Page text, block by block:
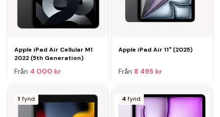
Apple iPad Air Cellular M1
2022 (5th Generation)
Från 4 000 kr
Apple iPad Air 11" (2025)
Från 8 495 kr
1 fynd 4 fynd